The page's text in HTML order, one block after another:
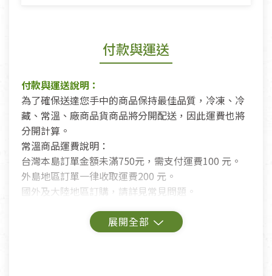
付款與運送
付款與運送說明：
為了確保送達您手中的商品保持最佳品質，冷凍、冷
藏、常溫、廠商品貨商品將分開配送，因此運費也將
分開計算。
常溫商品運費說明：
台灣本島訂單金額未滿750元，需支付運費100 元。
外島地區訂單一律收取運費200 元。
國外及大陸地區訂購，請詳見常見問題。
鑑賞期商品說明：